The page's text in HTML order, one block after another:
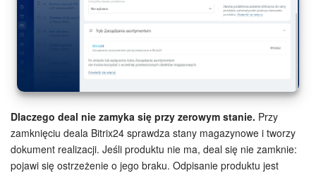
Dlaczego deal nie zamyka się przy zerowym stanie. Przy
zamknięciu deala Bitrix24 sprawdza stany magazynowe i tworzy
dokument realizacji. Jeśli produktu nie ma, deal się nie zamknie:
pojawi się ostrzeżenie o jego braku. Odpisanie produktu jest